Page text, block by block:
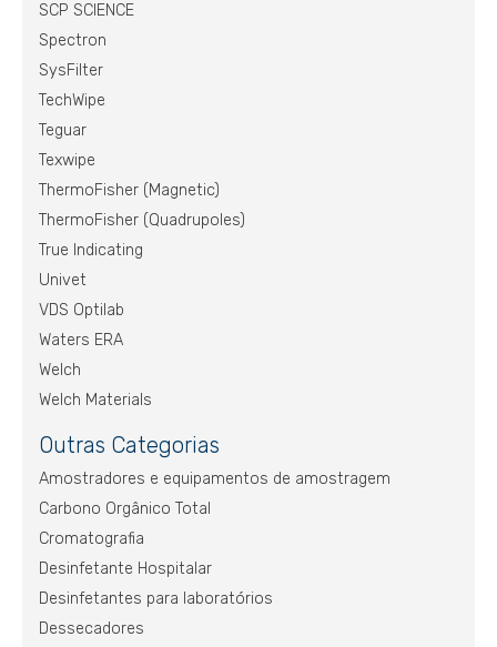
SCP SCIENCE
Spectron
SysFilter
TechWipe
Teguar
Texwipe
ThermoFisher (Magnetic)
ThermoFisher (Quadrupoles)
True Indicating
Univet
VDS Optilab
Waters ERA
Welch
Welch Materials
Outras Categorias
Amostradores e equipamentos de amostragem
Carbono Orgânico Total
Cromatografia
Desinfetante Hospitalar
Desinfetantes para laboratórios
Dessecadores